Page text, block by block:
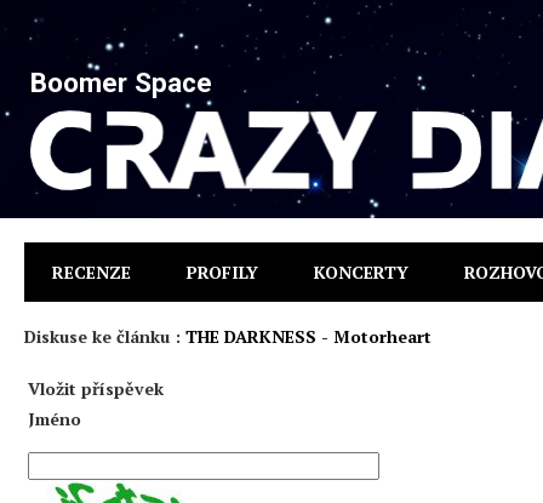
Boomer Space
RECENZE PROFILY KONCERTY
Diskuse ke článku : THE DARKNESS - Motorheart
Vložit příspěvek
Jméno